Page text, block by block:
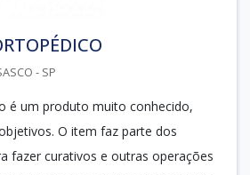
- SP
é um produto muito conhecido,
O item faz parte dos
fazer curativos e outras operações